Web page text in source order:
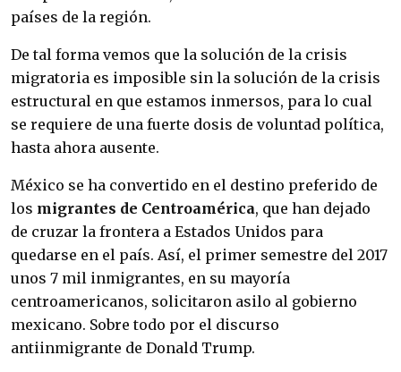
países de la región.
De tal forma vemos que la solución de la crisis
migratoria es imposible sin la solución de la crisis
estructural en que estamos inmersos, para lo cual
se requiere de una fuerte dosis de voluntad política,
hasta ahora ausente.
México se ha convertido en el destino preferido de
los migrantes de Centroamérica, que han dejado
de cruzar la frontera a Estados Unidos para
quedarse en el país. Así, el primer semestre del 2017
unos 7 mil inmigrantes, en su mayoría
centroamericanos, solicitaron asilo al gobierno
mexicano. Sobre todo por el discurso
antiinmigrante de Donald Trump.